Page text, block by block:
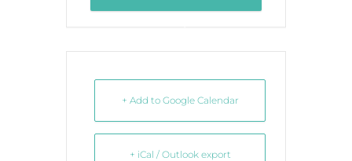
+ Add to Google Calendar
+ iCal / Outlook export